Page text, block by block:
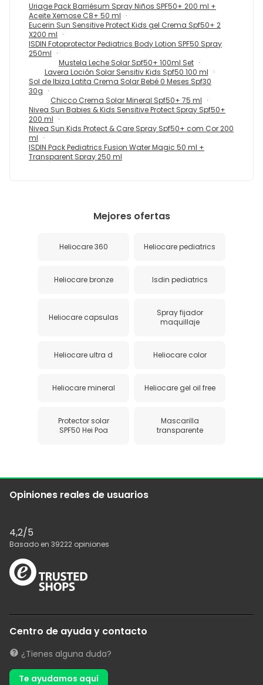
Uriage Pack Barriésum Spray Niños SPF50+ 200 ml +
Aceite Xemose C8+ 50 ml
Eucerin Sun Sensitive Protect Kids gel Crema Spf50+ 2
X200 ml
ISDIN Fotoprotector Pediatrics Body Lotion SPF50 Spray
250ml
Mustela Leche Solar Spf50+ 100ml Set
Lavera Loción Solar Sensitiv Kids Spf50 100 ml
Sol de Ibiza Latita Crema Solar Bebé 0 Meses Spf30
30g
Chicco Crema Solar Mineral Spf50+ 75 ml
Nivea Sun Babies & Kids Sensitive Protect Spray Spf50+
200 ml
Nivea Sun Kids Protect & Care Spray Spf50+ com Cor 200
ml
ISDIN Pack Pediatrics Fusion Water Magic 50 ml +
Transparent Spray 250 ml
Mejores ofertas
Heliocare 360 Heliocare pediatrics
Heliocare bronze Isdin pediatrics
Heliocare capsulas
Spray fijador
maquillaje
Heliocare ultra d Heliocare color
Heliocare mineral Heliocare gel oil free
Protector solar
SPF50 Hei Poa
Mascarilla
transparente
Opiniones reales de usuarios
4,2/5
Basado en 39222 opiniones
Centro de ayuda y contacto
¿Tienes alguna duda?
Te ayudamos aquí